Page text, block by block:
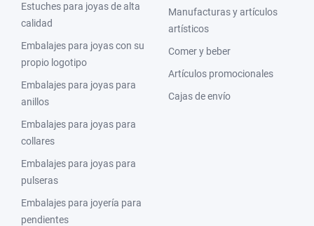
Estuches para joyas de alta
calidad
Embalajes para joyas con su
propio logotipo
Embalajes para joyas para
anillos
Embalajes para joyas para
collares
Embalajes para joyas para
pulseras
Embalajes para joyería para
pendientes
Manufacturas y artículos
artísticos
Comer y beber
Artículos promocionales
Cajas de envío